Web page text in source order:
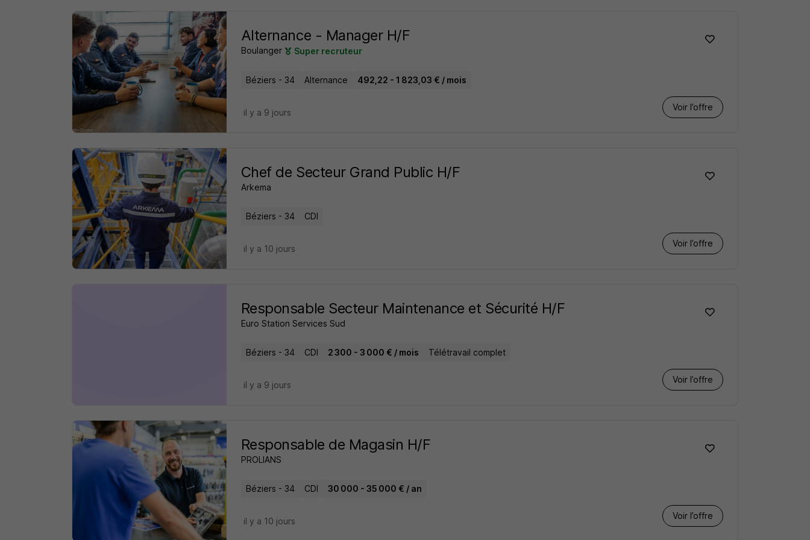
Alternance - Manager H/F
Boulanger Super recruteur
Béziers - 34 Alternance 492,22 - 1 823,03 € / mois
Voir l’offre
il y a 9 jours
Chef de Secteur Grand Public H/F
Arkema
Béziers - 34 CDI
Voir l’offre
il y a 10 jours
Responsable Secteur Maintenance et Sécurité H/F
Euro Station Services Sud
Béziers - 34 CDI 2 300 - 3 000 € / mois Télétravail complet
Voir l’offre
il y a 9 jours
Responsable de Magasin H/F
PROLIANS
Béziers - 34 CDI 30 000 - 35 000 € / an
Voir l’offre
il y a 10 jours